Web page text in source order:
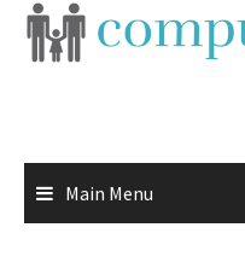
Skip
Main Menu